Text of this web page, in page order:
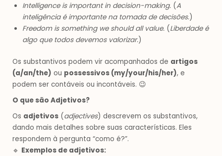
Intelligence is important in decision-making. (A
inteligência é importante na tomada de decisões.)
Freedom is something we should all value. (Liberdade é
algo que todos devemos valorizar.)
Os substantivos podem vir acompanhados de artigos
(a/an/the) ou possessivos (my/your/his/her), e
podem ser contáveis ou incontáveis. 😉
O que são Adjetivos?
Os adjetivos (adjectives) descrevem os substantivos,
dando mais detalhes sobre suas características. Eles
respondem à pergunta “como é?”.
🔹 Exemplos de adjetivos: